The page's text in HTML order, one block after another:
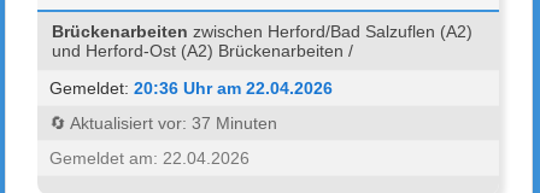
Brückenarbeiten zwischen Herford/Bad Salzuflen (A2)
und Herford-Ost (A2) Brückenarbeiten /
Gemeldet:20:36 Uhr am 22.04.2026
🔄 Aktualisiert vor: 37 Minuten
Gemeldet am: 22.04.2026